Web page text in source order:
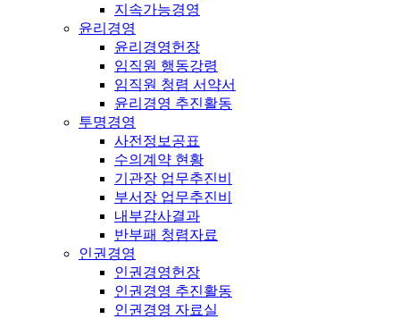
지속가능경영
윤리경영
윤리경영헌장
임직원 행동강령
임직원 청렴 서약서
윤리경영 추진활동
투명경영
사전정보공표
수의계약 현황
기관장 업무추진비
부서장 업무추진비
내부감사결과
반부패 청렴자료
인권경영
인권경영헌장
인권경영 추진활동
인권경영 자료실